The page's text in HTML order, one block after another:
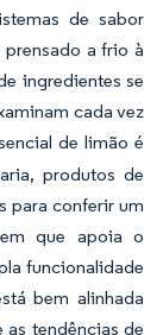
de sabor
a frio à
ingredientes se
cada vez
de limão é
produtos de
para conferir um
que apoia o
funcionalidade
bem alinhada
tendências de